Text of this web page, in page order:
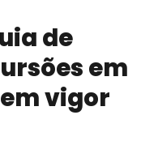
de
em
vigor